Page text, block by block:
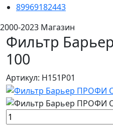
89969182443
2000-2023 Магазин
Фильтр
100
Артикул: Н151Р01